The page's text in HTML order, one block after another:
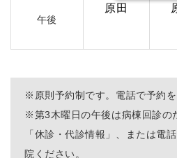
午後
原田
※ 原則予約制です。電話で予約を
※第3木曜日の午後は病棟回診の
「休診・代診情報」、または電
院ください。